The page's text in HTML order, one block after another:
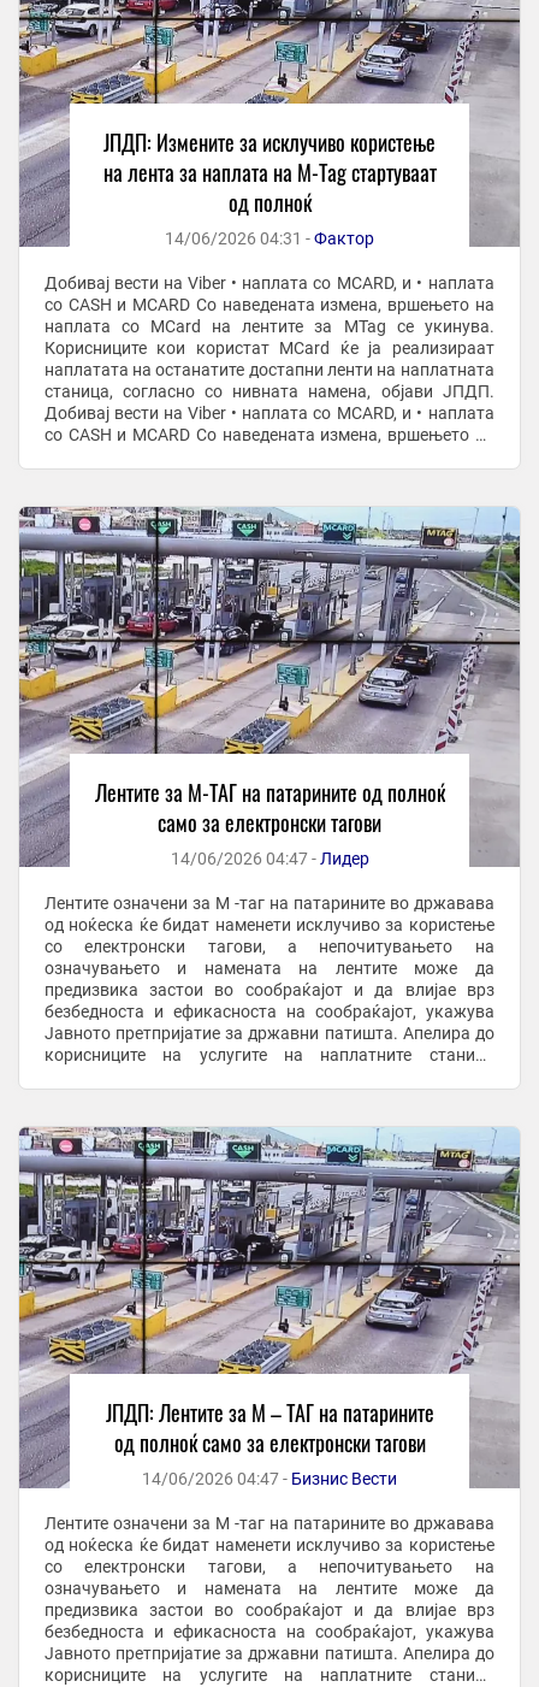
ЈПДП: Измените за исклучиво користење
на лента за наплата на М-Tag стартуваат
од полноќ
14/06/2026 04:31 -Фактор
Добивај вести на Viber • наплата со MCARD, и • наплата
со CASH и MCARD Со наведената измена, вршењето на
наплата со MCard на лентите за МTag се укинува.
Корисниците кои користат MCard ќе ја реализираат
наплатата на останатите достапни ленти на наплатната
станица, согласно со нивната намена, објави ЈПДП.
Добивај вести на Viber • наплата со MCARD, и • наплата
со CASH и MCARD Со наведената измена, вршењето на
Лентите за М-ТАГ на патарините од полноќ
само за електронски тагови
14/06/2026 04:47 - Лидер
Лентите означени за M -таг на патарините во државава
од ноќеска ќе бидат наменети исклучиво за користење
со електронски тагови, а непочитувањето на
означувањето и намената на лентите може да
предизвика застои во сообраќајот и да влијае врз
безбедноста и ефикасноста на сообраќајот, укажува
Јавното претпријатие за државни патишта. Апелира до
корисниците на услугите на наплатните станици
ЈПДП: Лентите за М – ТАГ на патарините
од полноќ само за електронски тагови
14/06/2026 04:47 - Бизнис Вести
Лентите означени за M -таг на патарините во државава
од ноќеска ќе бидат наменети исклучиво за користење
со електронски тагови, а непочитувањето на
означувањето и намената на лентите може да
предизвика застои во сообраќајот и да влијае врз
безбедноста и ефикасноста на сообраќајот, укажува
Јавното претпријатие за државни патишта. Апелира до
корисниците на услугите на наплатните станици